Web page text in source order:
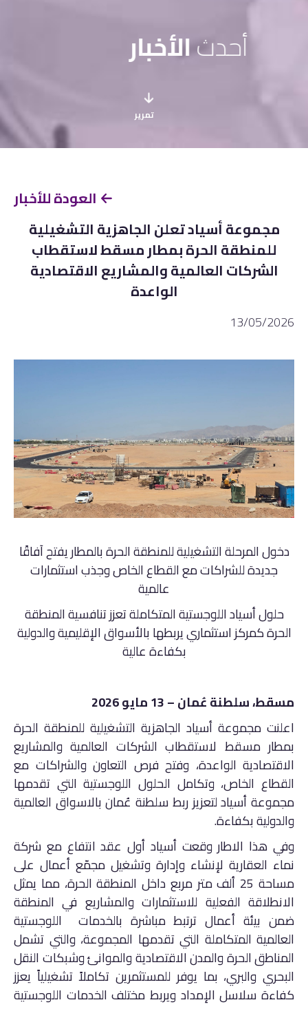
أحدثالأخبار
تمرير
العودة للأخبار
مجموعة أسياد تعلن الجاهزية التشغيلية
للمنطقة الحرة بمطار مسقط لاستقطاب
الشركات العالمية والمشاريع الاقتصادية
الواعدة
13/05/2026
دخول المرحلة التشغيلية للمنطقة الحرة بالمطار يفتح آفاقًا
جديدة للشراكات مع القطاع الخاص وجذب استثمارات
عالمية
حلول أسياد اللوجستية المتكاملة تعزز تنافسية المنطقة
الحرة كمركز استثماري يربطها بالأسواق الإقليمية والدولية
بكفاءة عالية
مسقط، سلطنة عُمان – 13 مايو 2026
اعلنت مجموعة أسياد الجاهزية التشغيلية للمنطقة الحرة
بمطار مسقط لاستقطاب الشركات العالمية والمشاريع
الاقتصادية الواعدة، وفتح فرص التعاون والشراكات مع
القطاع الخاص، وتكامل الحلول اللوجستية التي تقدمها
مجموعة أسياد لتعزيز ربط سلطنة عُمان بالاسواق العالمية
والدولية بكفاءة.
وفي هذا الاطار وقعت أسياد أول عقد انتفاع مع شركة
نماء العقارية لإنشاء وإدارة وتشغيل مجمّع أعمال على
مساحة 25 ألف متر مربع داخل المنطقة الحرة، مما يمثل
الانطلاقة الفعلية للاستثمارات والمشاريع في المنطقة
ضمن بيئة أعمال ترتبط مباشرة بالخدمات اللوجستية
العالمية المتكاملة التي تقدمها المجموعة، والتي تشمل
المناطق الحرة والمدن الاقتصادية والموانئ وشبكات النقل
البحري والبري، بما يوفر للمستثمرين تكاملاً تشغيلياً يعزز
كفاءة سلاسل الإمداد ويربط مختلف الخدمات اللوجستية